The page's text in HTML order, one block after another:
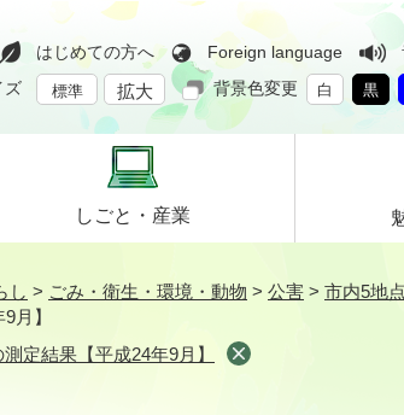
はじめての方へ Foreign language
ズ
標準 拡大 背景色変更 白 黒
しごと・ 産業
し > ごみ・衛生・環境・動物 > 公害 > 市内5地
月】
定結果【平成24年9月】